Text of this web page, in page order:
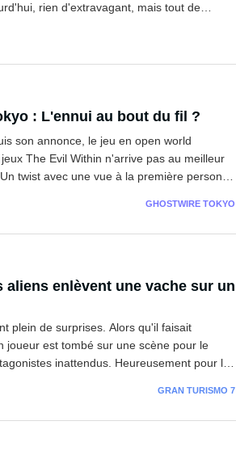
rien d'extravagant, mais tout de
: L'ennui au bout du fil ?
son annonce, le jeu en open world
The Evil Within n'arrive pas au meilleur
twist avec une vue à la première personne
GHOSTWIRE TOKYO
aliens enlèvent une vache sur un
plein de surprises. Alors qu'il faisait
joueur est tombé sur une scène pour le
inattendus. Heureusement pour le
GRAN TURISMO 7